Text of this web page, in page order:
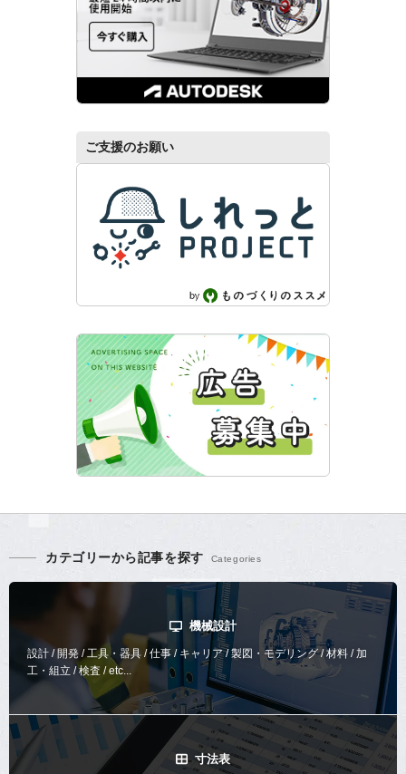
ご支援のお願い
カテゴリーから記事を探す
機械設計
設計 / 開発 / 工具・器具 / 仕事 / キャリア / 製図・モデリング / 材料 / 加
工・組立 / 検査 / etc...
寸法表